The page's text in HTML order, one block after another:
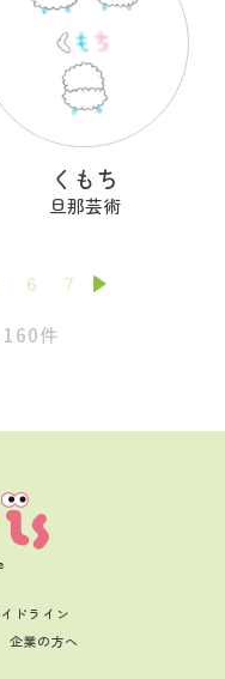
くもち
旦那芸術
6 7
件
ドライン
企業の方へ